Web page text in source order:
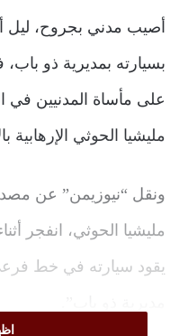
أصيب مدني بجروح، ليل
بسيارته بمديرية ذو
على مأساة المدنيين في
مليشيا الحوثي الإرهابية
ونقل “نيوزيمن” عن
مليشيا الحوثي، انفجر
يقود سيارته في خط